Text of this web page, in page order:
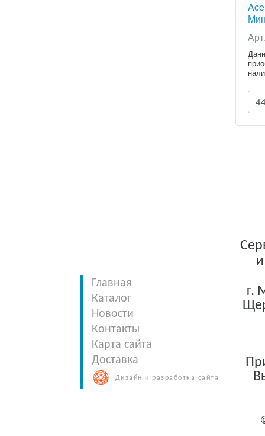
Главная
Каталог
Новости
Контакты
Карта сайта
Доставка
Дизайн и разработка сайта
г.